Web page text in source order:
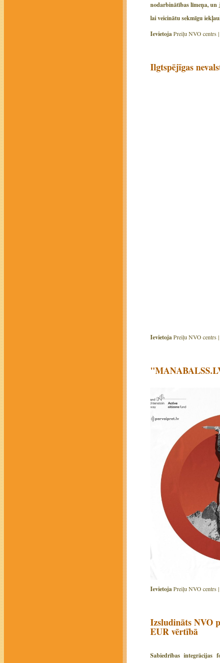
nodarbinātības līmeņa, un
lai veicinātu sekmīgu
IevietojaPreiļu NVO centrs |
Ilgtspējīgas
IevietojaPreiļu NVO centrs |
IevietojaPreiļu NVO centrs |
Izsludināts NVO
EUR vērtībā
Sabiedrības integrācijas